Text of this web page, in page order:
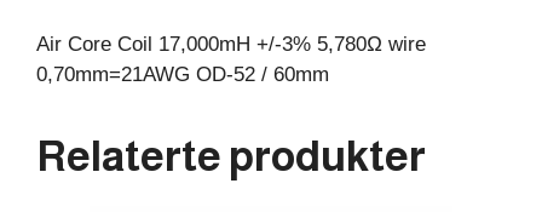
antall
Air Core Coil 17,000mH +/-3% 5,780Ω wire
0,70mm=21AWG OD-52 / 60mm
Relaterte produkter